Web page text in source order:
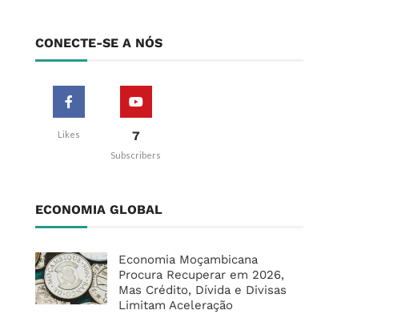
CONECTE-SE A NÓS
Likes 7
Subscribers
ECONOMIA GLOBAL
Economia Moçambicana
Procura Recuperar em 2026,
Mas Crédito, Dívida e Divisas
Limitam Aceleração